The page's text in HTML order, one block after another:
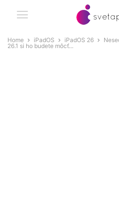
Home iPadOS iPadOS 26
26.1 si ho budete môcť...